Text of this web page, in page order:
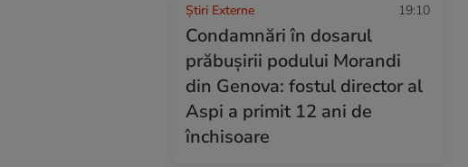
Știri Externe 19:10
Condamnări în dosarul
prăbușirii podului Morandi
din Genova: fostul director al
Aspi a primit 12 ani de
închisoare